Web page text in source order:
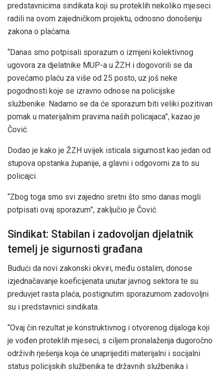
predstavnicima sindikata koji su proteklih nekoliko mjeseci
radili na ovom zajedničkom projektu, odnosno donošenju
zakona o plaćama.
“Danas smo potpisali sporazum o izmjeni kolektivnog
ugovora za djelatnike MUP-a u ŽZH i dogovorili se da
povećamo plaću za više od 25 posto, uz još neke
pogodnosti koje se izravno odnose na policijske
službenike. Nadamo se da će sporazum biti veliki pozitivan
pomak u materijalnim pravima naših policajaca”, kazao je
Čović.
Dodao je kako je ŽZH uvijek isticala sigurnost kao jedan od
stupova opstanka županije, a glavni i odgovorni za to su
policajci.
“Zbog toga smo svi zajedno sretni što smo danas mogli
potpisati ovaj sporazum”, zaključio je Čović.
Sindikat: Stabilan i zadovoljan djelatnik
temelj je sigurnosti građana
Budući da novi zakonski okviri, među ostalim, donose
izjednačavanje koeficijenata unutar javnog sektora te su
preduvjet rasta plaća, postignutim sporazumom zadovoljni
su i predstavnici sindikata.
“Ovaj čin rezultat je konstruktivnog i otvorenog dijaloga koji
je vođen proteklih mjeseci, s ciljem pronalaženja dugoročno
održivih rješenja koja će unaprijediti materijalni i socijalni
status policijskih službenika te državnih službenika i